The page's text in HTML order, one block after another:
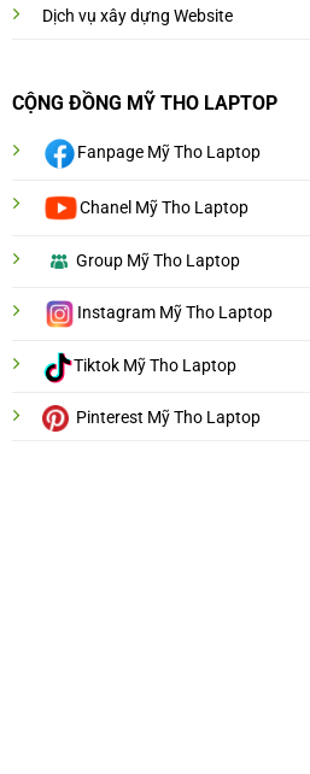
Dịch vụ xây dựng Website
CỘNG ĐỒNG MỸ THO LAPTOP
Fanpage Mỹ Tho Laptop
Chanel Mỹ Tho Laptop
Group Mỹ Tho Laptop
Instagram Mỹ Tho Laptop
Tiktok Mỹ Tho Laptop
Pinterest Mỹ Tho Laptop